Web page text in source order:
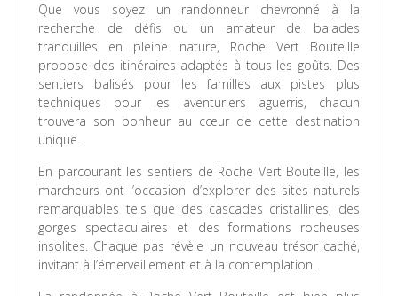
Que vous soyez un randonneur chevronné à la
recherche de défis ou un amateur de balades
tranquilles en pleine nature, Roche Vert Bouteille
propose des itinéraires adaptés à tous les goûts. Des
sentiers balisés pour les familles aux pistes plus
techniques pour les aventuriers aguerris, chacun
trouvera son bonheur au cœur de cette destination
unique.
En parcourant les sentiers de Roche Vert Bouteille, les
marcheurs ont l’occasion d’explorer des sites naturels
remarquables tels que des cascades cristallines, des
gorges spectaculaires et des formations rocheuses
insolites. Chaque pas révèle un nouveau trésor caché,
invitant à l’émerveillement et à la contemplation.